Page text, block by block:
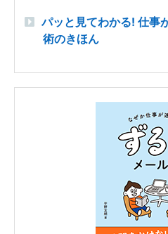
パッと見てわかる! 仕事
術のきほん